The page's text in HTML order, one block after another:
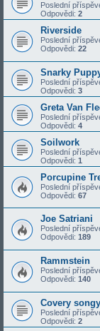
Poslední
Odpovědi: 2
Riverside
Poslední
Odpovědi: 22
Snarky
Poslední
Odpovědi: 3
Greta Van
Poslední
Odpovědi: 4
Soilwork
Poslední
Odpovědi: 1
Porcupine
Poslední
Odpovědi: 67
Joe Satriani
Poslední
Odpovědi: 189
Rammstein
Poslední
Odpovědi: 140
Covery
Poslední
Odpovědi: 2